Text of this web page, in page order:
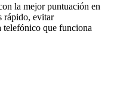
la mejor puntuación en
rápido, evitar
telefónico que funciona